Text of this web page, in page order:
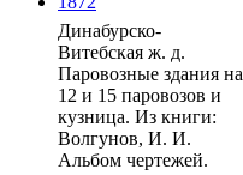
Динабурско-
Витебская ж. д.
Паровозные здания на
12 и 15 паровозов и
кузница. Из книги:
Волгунов, И. И.
Альбом чертежей.